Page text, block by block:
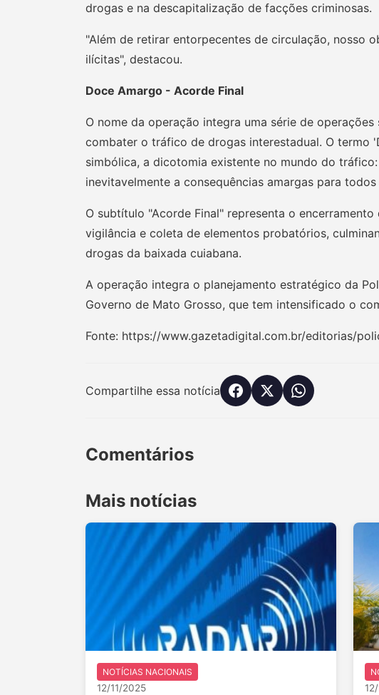
drogas e na descapitalização de facções criminosas.
"Além de retirar entorpecentes de circulação, nosso
ilícitas", destacou.
Doce Amargo - Acorde Final
O nome da operação integra uma série de
combater o tráfico de drogas interestadual. O termo
simbólica, a dicotomia existente no mundo do
inevitavelmente a consequências amargas para
O subtítulo "Acorde Final" representa o
vigilância e coleta de elementos probatórios,
drogas da baixada cuiabana.
A operação integra o planejamento estratégico da
Governo de Mato Grosso, que tem intensificado o
Fonte: https://www.gazetadigital.com.br/editorias/
Compartilhe essa notícia
Comentários
Mais notícias
NOTÍCIAS NACIONAIS
12/11/2025